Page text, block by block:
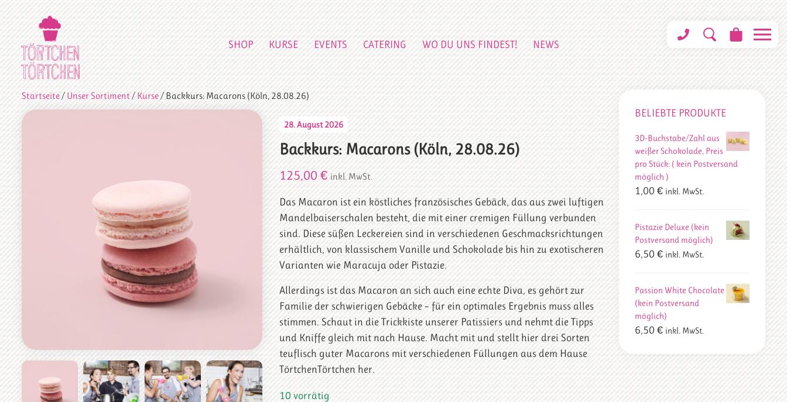
SHOP KURSE EVENTS CATERING WO DU UNS FINDEST! NEWS
Startseite/Unser Sortiment/Kurse/ Backkurs: Macarons (Köln, 28.08.26)
28. August 2026
Backkurs: Macarons (Köln, 28.08.26)
125,00€ inkl. MwSt.
Das Macaron ist ein köstliches französisches Gebäck, das aus zwei luftigen
Mandelbaiserschalen besteht, die mit einer cremigen Füllung verbunden
sind. Diese süßen Leckereien sind in verschiedenen Geschmacksrichtungen
erhältlich, von klassischem Vanille und Schokolade bis hin zu exotischeren
Varianten wie Maracuja oder Pistazie.
Allerdings ist das Macaron an sich auch eine echte Diva, es gehört zur
Familie der schwierigen Gebäcke – für ein optimales Ergebnis muss alles
stimmen. Schaut in die Trickkiste unserer Patissiers und nehmt die Tipps
und Kniffe gleich mit nach Hause. Macht mit und stellt hier drei Sorten
teuflisch guter Macarons mit verschiedenen Füllungen aus dem Hause
TörtchenTörtchen her.
10 vorrätig
BELIEBTE PRODUKTE
3D-Buchstabe/Zahl aus
weißer Schokolade, Preis
pro Stück: ( kein Postversand
möglich )
1,00€ inkl. MwSt.
Pistazie Deluxe (kein
Postversand möglich)
6,50€ inkl. MwSt.
Passion White Chocolate
(kein Postversand
möglich)
6,50€ inkl. MwSt.